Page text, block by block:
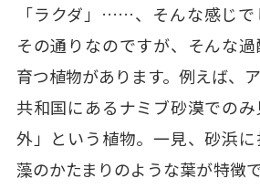
「ラクダ」……、そんな感じで
その通りなのですが、そんな
育つ植物があります。例えば、
共和国にあるナミブ砂漠での
外」という植物。一見、砂浜
藻のかたまりのような葉が特徴